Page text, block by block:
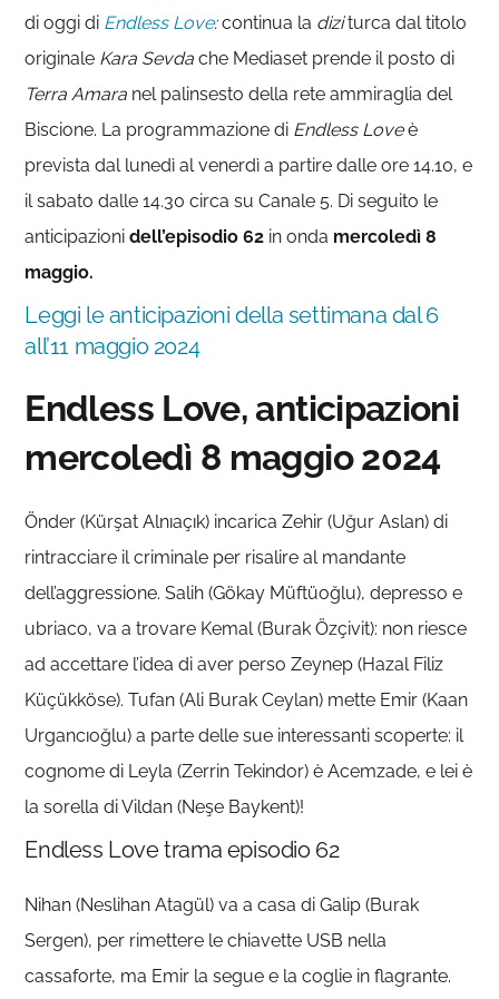
di oggi di Endless Love:continua la diziturca dal titolo
originale Kara Sevda che Mediaset prende il posto di
Terra Amara nel palinsesto della rete ammiraglia del
Biscione. La programmazione di Endless Loveè
prevista dal lunedì al venerdì a partire dalle ore 14.10, e
il sabato dalle 14.30 circa su Canale 5. Di seguito le
anticipazionidell’episodio 62 in onda mercoledì 8
maggio.
Leggi le anticipazioni della settimana dal 6
all’11 maggio 2024
Endless Love, anticipazioni
mercoledì 8 maggio 2024
Önder (Kürşat Alnıaçık) incarica Zehir (Uğur Aslan) di
rintracciare il criminale per risalire al mandante
dell’aggressione. Salih (Gökay Müftüoğlu), depresso e
ubriaco, va a trovare Kemal (Burak Özçivit): non riesce
ad accettare l’idea di aver perso Zeynep (Hazal Filiz
Küçükköse). Tufan (Ali Burak Ceylan) mette Emir (Kaan
Urgancıoğlu) a parte delle sue interessanti scoperte: il
cognome di Leyla (Zerrin Tekindor) è Acemzade, e lei è
la sorella di Vildan (Neşe Baykent)!
Endless Love trama episodio 62
Nihan (Neslihan Atagül) va a casa di Galip (Burak
Sergen), per rimettere le chiavette USB nella
cassaforte, ma Emir la segue e la coglie in flagrante.